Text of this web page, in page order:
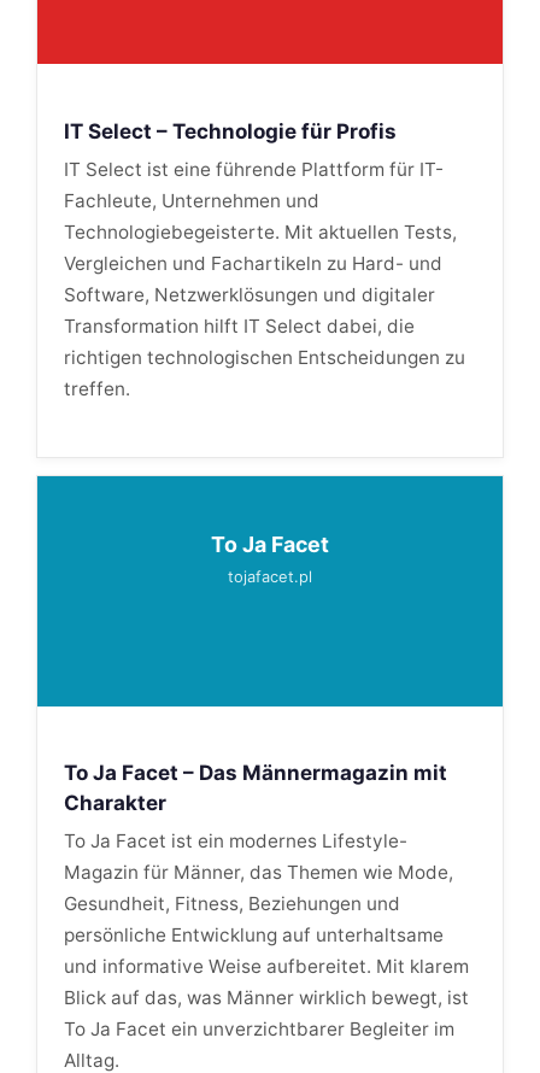
IT Select – Technologie für Profis
IT Select ist eine führende Plattform für IT-
Fachleute, Unternehmen und
Technologiebegeisterte. Mit aktuellen Tests,
Vergleichen und Fachartikeln zu Hard- und
Software, Netzwerklösungen und digitaler
Transformation hilft IT Select dabei, die
richtigen technologischen Entscheidungen zu
treffen.
To Ja Facet
tojafacet.pl
To Ja Facet – Das Männermagazin mit
Charakter
To Ja Facet ist ein modernes Lifestyle-
Magazin für Männer, das Themen wie Mode,
Gesundheit, Fitness, Beziehungen und
persönliche Entwicklung auf unterhaltsame
und informative Weise aufbereitet. Mit klarem
Blick auf das, was Männer wirklich bewegt, ist
To Ja Facet ein unverzichtbarer Begleiter im
Alltag.